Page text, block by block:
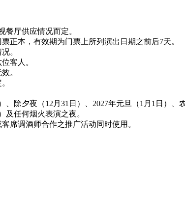
餐厅供应情况而定。
正本，有效期为门票上所列演出日期之前后7天。
。
客人。
。
、除夕夜（12 月 31 日）、 2027年元旦（1 月 1 日）、
及任何烟火表演之夜。
席调酒师合作之推广活动同时使用。